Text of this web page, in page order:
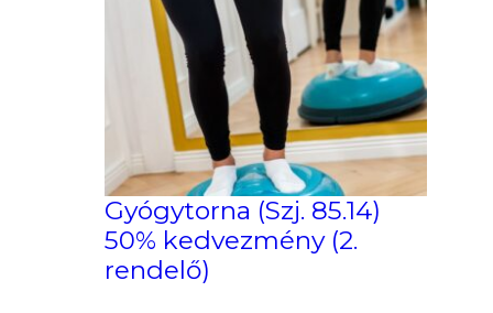
Gyógytorna (Szj. 85.14)
50% kedvezmény (2.
rendelő)